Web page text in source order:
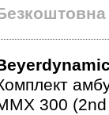
300